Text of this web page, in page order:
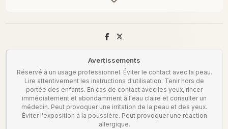
Avertissements
Réservé à un usage professionnel. Éviter le contact avec la peau.
Lire attentivement les instructions d'utilisation. Tenir hors de
portée des enfants. En cas de contact avec les yeux, rincer
immédiatement et abondamment à l'eau claire et consulter un
médecin. Peut provoquer une irritation de la peau et des yeux.
Éviter l'exposition à la poussière. Peut provoquer une réaction
allergique.